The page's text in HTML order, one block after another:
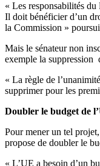
« Les responsabilités du
Il doit bénéficier d’un
la Commission »
Mais le sénateur non
exemple la suppression
« La règle de
supprimer pour les
Doubler le budget de
Pour mener un tel
propose de doubler le
« L’UE a besoin d’un